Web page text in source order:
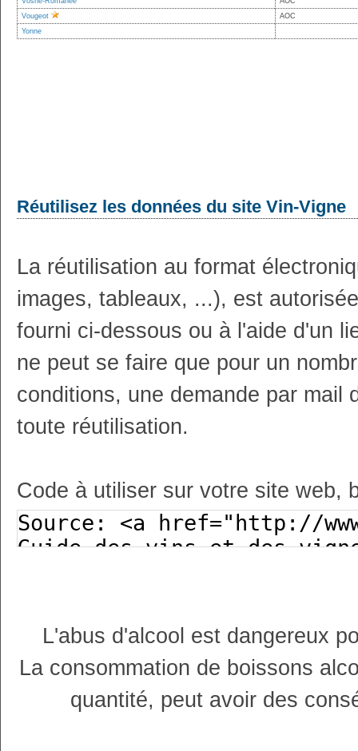
Vougeot
AOC
Yonne
Réutilisez les données du site Vin-Vigne
La réutilisation au format
images, tableaux, ...), est
fourni ci-dessous ou à l'aide d'un
ne peut se faire que pour un
conditions, une demande par mail
toute réutilisation.
Code à utiliser sur votre site web,
L'abus d'alcool est dangereux
La consommation de boissons
quantité, peut avoir des